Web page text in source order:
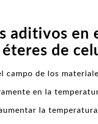
aditivos en
de
campo de los
en la
la